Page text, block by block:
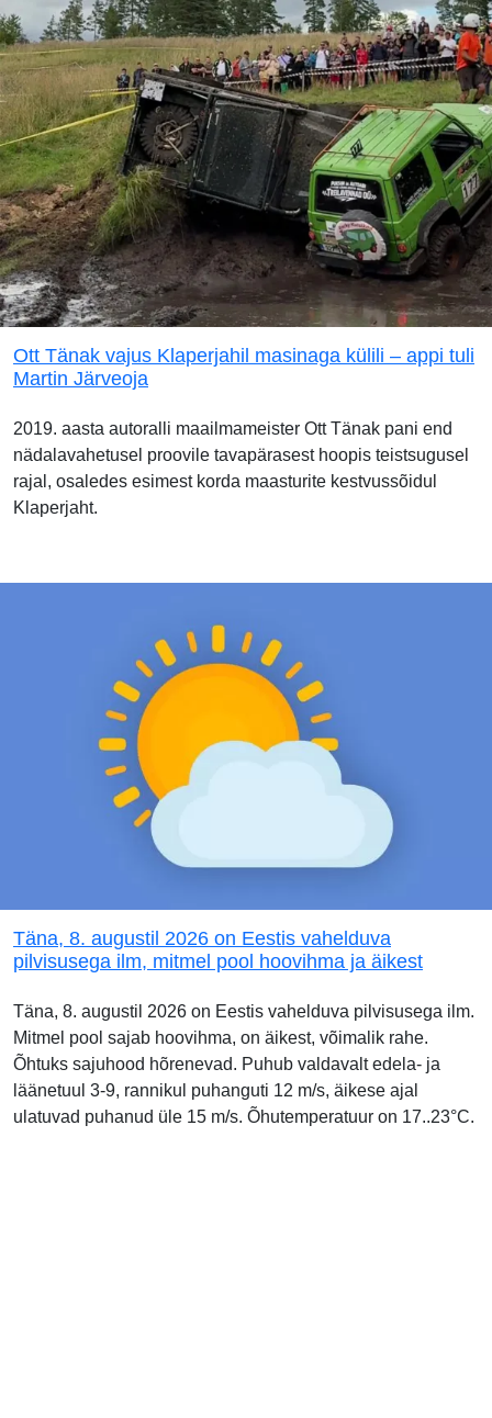
Ott Tänak vajus Klaperjahil masinaga külili – appi tuli
Martin Järveoja
2019. aasta autoralli maailmameister Ott Tänak pani end
nädalavahetusel proovile tavapärasest hoopis teistsugusel
rajal, osaledes esimest korda maasturite kestvussõidul
Klaperjaht.
Täna, 8. augustil 2026 on Eestis vahelduva
pilvisusega ilm, mitmel pool hoovihma ja äikest
Täna, 8. augustil 2026 on Eestis vahelduva pilvisusega ilm.
Mitmel pool sajab hoovihma, on äikest, võimalik rahe.
Õhtuks sajuhood hõrenevad. Puhub valdavalt edela- ja
läänetuul 3-9, rannikul puhanguti 12 m/s, äikese ajal
ulatuvad puhanud üle 15 m/s. Õhutemperatuur on 17..23°C.